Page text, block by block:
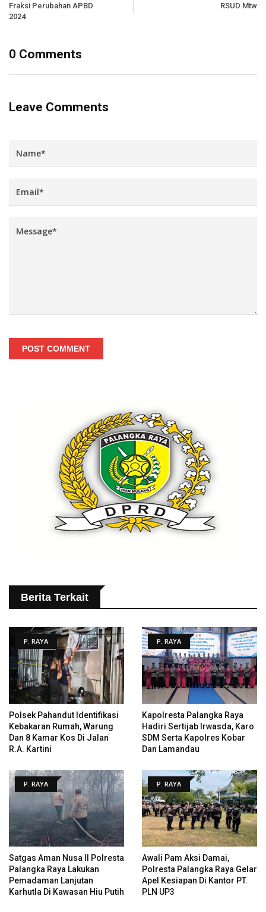
Fraksi Perubahan APBD
2024
RSUD Mtw
0 Comments
Leave Comments
POST COMMENT
Berita Terkait
P. RAYA
Polsek Pahandut Identifikasi
Kebakaran Rumah, Warung
Dan 8 Kamar Kos Di Jalan
R.A. Kartini
P. RAYA
Kapolresta Palangka Raya
Hadiri Sertijab Irwasda, Karo
SDM Serta Kapolres Kobar
Dan Lamandau
P. RAYA
Satgas Aman Nusa II Polresta
Palangka Raya Lakukan
Pemadaman Lanjutan
Karhutla Di Kawasan Hiu Putih
P. RAYA
Awali Pam Aksi Damai,
Polresta Palangka Raya Gelar
Apel Kesiapan Di Kantor PT.
PLN UP3